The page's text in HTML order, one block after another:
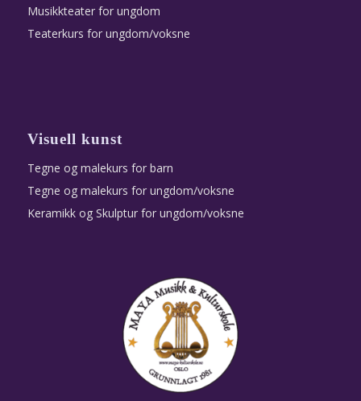
Musikkteater for ungdom
Teaterkurs for ungdom/voksne
Visuell kunst
Tegne og malekurs for barn
Tegne og malekurs for ungdom/voksne
Keramikk og Skulptur for ungdom/voksne